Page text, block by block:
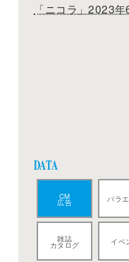
「ニコラ」2023
DATA
CM
広告 バラ
雑誌
カタログ イベ